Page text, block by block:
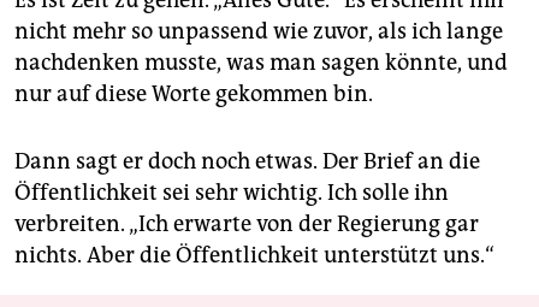
nicht mehr so unpassend wie zuvor, als ich lange
nachdenken musste, was man sagen könnte, und
nur auf diese Worte gekommen bin.
Dann sagt er doch noch etwas. Der Brief an die
Öffentlichkeit sei sehr wichtig. Ich solle ihn
verbreiten. „Ich erwarte von der Regierung gar
nichts. Aber die Öffentlichkeit unterstützt uns.“